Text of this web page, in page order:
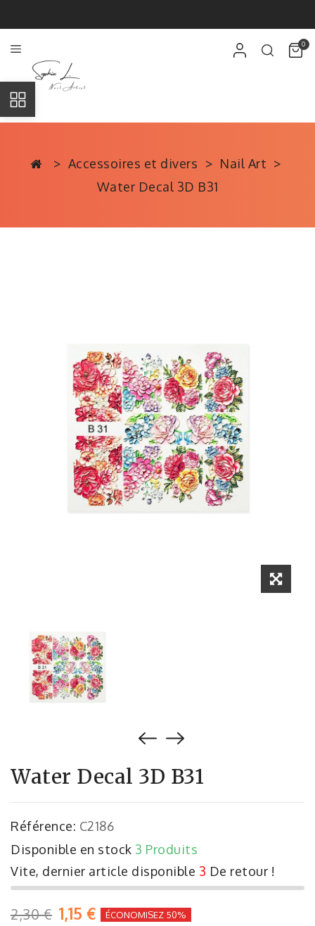
0
Accessoires et divers
Nail Art
Water Decal 3D B31
Water Decal 3D B31
Référence: C2186
Disponible en stock 3 Produits
Vite, dernier article disponible 3 De retour !
2,30 € 1,15 € ÉCONOMISEZ 50%